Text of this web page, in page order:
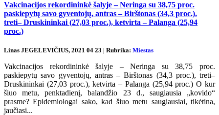
Vakcinacijos rekordininkė šalyje – Neringa su 38,75 proc.
paskiepytų savo gyventojų, antras – Birštonas (34,3 proc.),
treti– Druskininkai (27,03 proc.), ketvirta – Palanga (25,94
proc.)
Linas JEGELEVIČIUS, 2021 04 23 | Rubrika: Miestas
Vakcinacijos rekordininkė šalyje – Neringa su 38,75 proc.
paskiepytų savo gyventojų, antras – Birštonas (34,3 proc.), treti–
Druskininkai (27,03 proc.), ketvirta – Palanga (25,94 proc.) O kur
šiuo metu, penktadienį, balandžio 23 d., saugiausia „kovido“
prasme? Epidemiologai sako, kad šiuo metu saugiausiai, tikėtina,
jaučiasi...